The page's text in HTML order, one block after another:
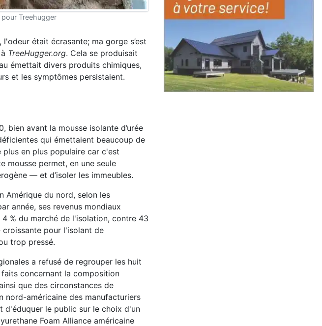
Treehugger
était écrasante; ma gorge s’est
TreeHugger.org. Cela se produisait
émettait divers produits chimiques,
et les symptômes persistaient.
bien avant la mousse isolante d’urée
qui émettaient beaucoup de
en plus populaire car c'est
mousse permet, en une seule
— et d’isoler les immeubles.
Amérique du nord, selon les
année, ses revenus mondiaux
% du marché de l'isolation, contre 43
croissante pour l'isolant de
trop pressé.
a refusé de regrouper les huit
concernant la composition
que des circonstances de
nord-américaine des manufacturiers
d'éduquer le public sur le choix d'un
Foam Alliance américaine